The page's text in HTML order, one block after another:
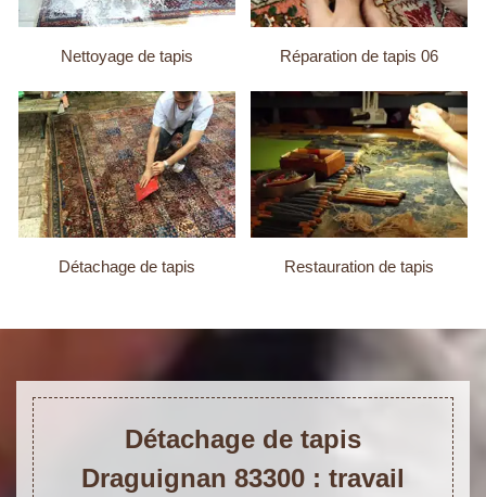
Nettoyage de tapis Réparation de tapis 06
Détachage de tapis Restauration de tapis
Détachage de tapis
Draguignan 83300 : travail